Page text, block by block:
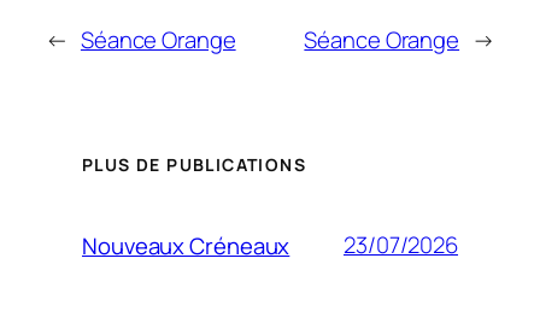
← Séance Orange Séance Orange →
PLUS DE PUBLICATIONS
Nouveaux Créneaux 23/07/2026